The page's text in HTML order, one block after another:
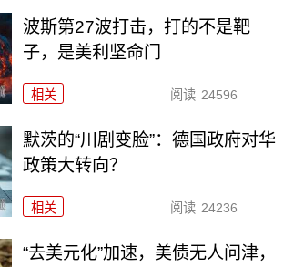
波斯第27波打击，打的不是靶
子，是美利坚命门
相关 阅读 24596
默茨的“川剧变脸”：德国政府对华
政策大转向？
相关 阅读 24236
“去美元化”加速，美债无人问津，